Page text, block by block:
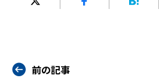
前の記事